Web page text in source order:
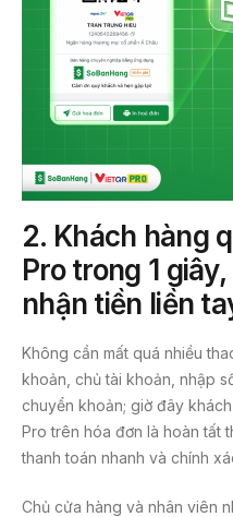
2. Khách hàng
Pro trong 1
nhận tiền liền
Không cần mất quá nhiều
khoản, chủ tài khoản, nhập
chuyển khoản; giờ đây
Pro trên hóa đơn là hoàn tất
thanh toán nhanh và chính
Chủ cửa hàng và nhân viên